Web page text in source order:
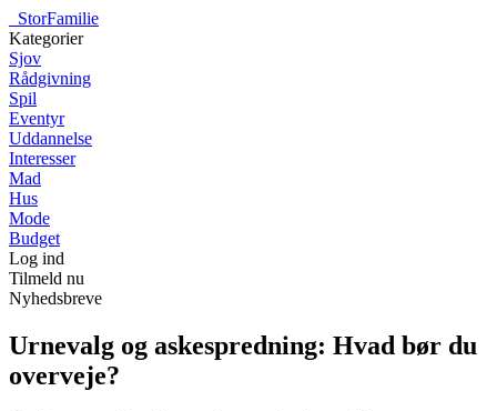
StorFamilie
Kategorier
Sjov
Rådgivning
Spil
Eventyr
Uddannelse
Interesser
Mad
Hus
Mode
Budget
Log ind
Tilmeld nu
Nyhedsbreve
Urnevalg og askespredning: Hvad bør du
overveje?